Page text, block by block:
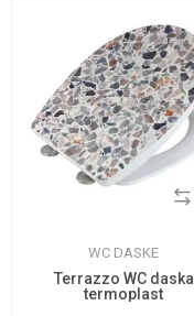
WC DASKE
Terrazzo WC daska
termoplast